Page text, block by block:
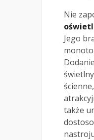
Nie
Jego
także